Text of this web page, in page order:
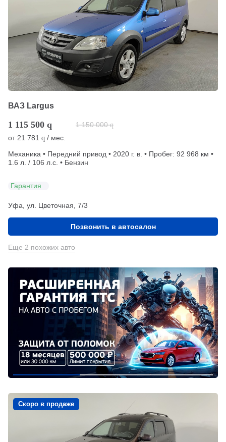
ВАЗ Largus
1 115 500 q 1 150 000 q
от21 781 q / мес.
Механика • Передний привод • 2020 г. в. • Пробег: 92 968 км •
1.6 л. / 106 л.с. • Бензин
Гарантия
Уфа, ул. Цветочная, 7/3
Позвонить в автосалон
Еще 2 похожих авто
Скоро в продаже